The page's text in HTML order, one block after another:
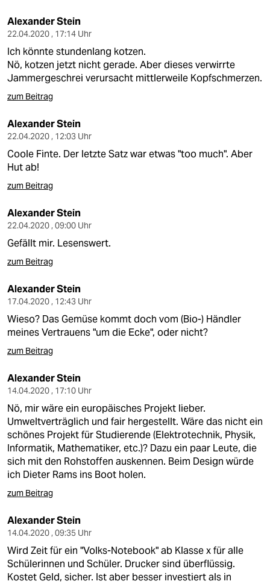
Alexander Stein
22.04.2020 , 17:14 Uhr
Ich könnte stundenlang kotzen.
Nö, kotzen jetzt nicht gerade. Aber dieses verwirrte
Jammergeschrei verursacht mittlerweile Kopfschmerzen.
zum Beitrag
Alexander Stein
22.04.2020 , 12:03 Uhr
Coole Finte. Der letzte Satz war etwas "too much". Aber
Hut ab!
zum Beitrag
Alexander Stein
22.04.2020 , 09:00 Uhr
Gefällt mir. Lesenswert.
zum Beitrag
Alexander Stein
17.04.2020 , 12:43 Uhr
Wieso? Das Gemüse kommt doch vom (Bio-) Händler
meines Vertrauens "um die Ecke", oder nicht?
zum Beitrag
Alexander Stein
14.04.2020 , 17:10 Uhr
Nö, mir wäre ein europäisches Projekt lieber.
Umweltverträglich und fair hergestellt. Wäre das nicht ein
schönes Projekt für Studierende (Elektrotechnik, Physik,
Informatik, Mathematiker, etc.)? Dazu ein paar Leute, die
sich mit den Rohstoffen auskennen. Beim Design würde
ich Dieter Rams ins Boot holen.
zum Beitrag
Alexander Stein
14.04.2020 , 09:35 Uhr
Wird Zeit für ein "Volks-Notebook" ab Klasse x für alle
Schülerinnen und Schüler. Drucker sind überflüssig.
Kostet Geld, sicher. Ist aber besser investiert als in